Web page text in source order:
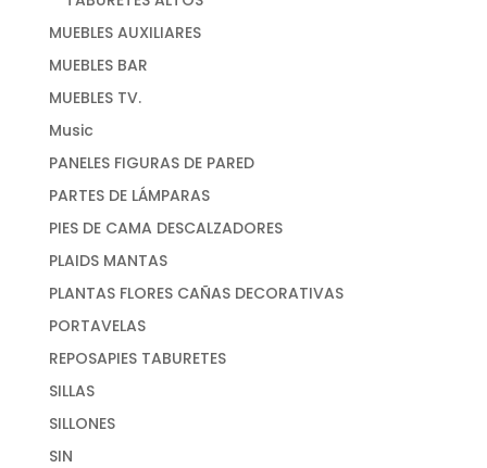
MUEBLES AUXILIARES
MUEBLES BAR
MUEBLES TV.
Music
PANELES FIGURAS DE PARED
PARTES DE LÁMPARAS
PIES DE CAMA DESCALZADORES
PLAIDS MANTAS
PLANTAS FLORES CAÑAS DECORATIVAS
PORTAVELAS
REPOSAPIES TABURETES
SILLAS
SILLONES
SIN